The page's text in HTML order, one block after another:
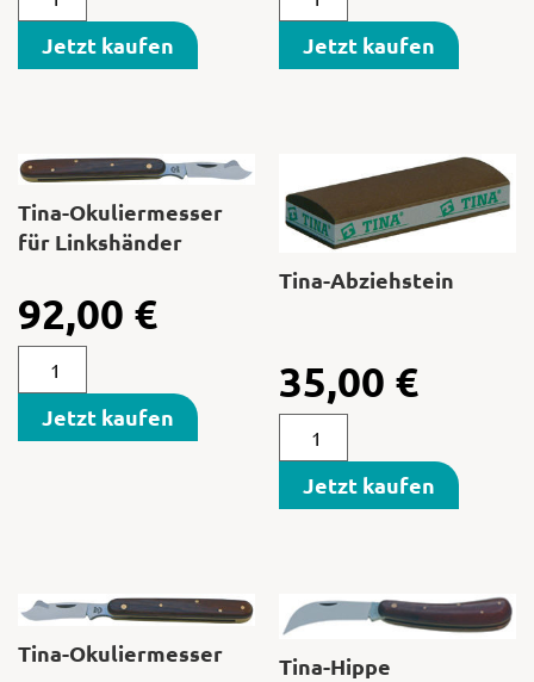
Jetzt kaufen Jetzt kaufen
Tina-Okuliermesser
für Linkshänder
92,00 €
Jetzt kaufen
Tina-Abziehstein
35,00 €
Jetzt kaufen
Tina-Okuliermesser Tina-Hippe